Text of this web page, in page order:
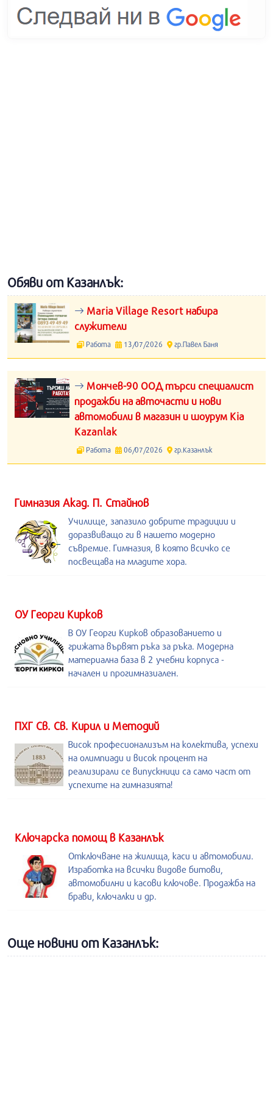
Обяви от Казанлък:
Maria Village Resort набира
служители
Работа 13/07/2026 гр.Павел Баня
Мончев-90 ООД търси специалист
продажби на авточасти и нови
автомобили в магазин и шоурум Kia
Kazanlak
Работа 06/07/2026 гр.Казанлък
Гимназия Акад. П. Стайнов
Училище, запазило добрите традиции и
доразвиващо ги в нашето модерно
съвремие. Гимназия, в която всичко се
посвещава на младите хора.
ОУ Георги Кирков
В ОУ Георги Кирков образованието и
грижата вървят ръка за ръка. Модерна
материална база в 2 учебни корпуса -
начален и прогимназиален.
ПХГ Св. Св. Кирил и Методий
Висок професионализъм на колектива, успехи
на олимпиади и висок процент на
реализирали се випускници са само част от
успехите на гимназията!
Kлючарска помощ в Казанлък
Отключване на жилища, каси и автомобили.
Изработка на всички видове битови,
автомобилни и касови ключове. Продажба на
брави, ключалки и др.
Още новини от Казанлък: